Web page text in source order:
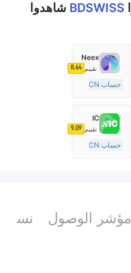
BDSWISS شاهدوا
Neex
تقييم 8.64
حساب ECN
صناعة السوق (MM)
IC
تقييم 9.09
حساب ECN
مؤشر الوصول نسبة